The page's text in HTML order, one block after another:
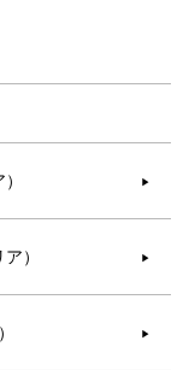
▶︎
） ▶︎
▶︎